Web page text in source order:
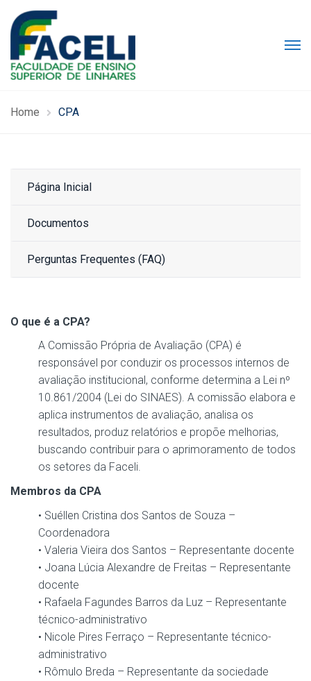
Home CPA
Página Inicial
Documentos
Perguntas Frequentes (FAQ)
O que é a CPA?
A Comissão Própria de Avaliação (CPA) é
responsável por conduzir os processos internos de
avaliação institucional, conforme determina a Lei nº
10.861/2004 (Lei do SINAES). A comissão elabora e
aplica instrumentos de avaliação, analisa os
resultados, produz relatórios e propõe melhorias,
buscando contribuir para o aprimoramento de todos
os setores da Faceli.
Membros da CPA
• Suéllen Cristina dos Santos de Souza –
Coordenadora
• Valeria Vieira dos Santos – Representante docente
• Joana Lúcia Alexandre de Freitas – Representante
docente
• Rafaela Fagundes Barros da Luz – Representante
técnico-administrativo
• Nicole Pires Ferraço – Representante técnico-
administrativo
• Rômulo Breda – Representante da sociedade